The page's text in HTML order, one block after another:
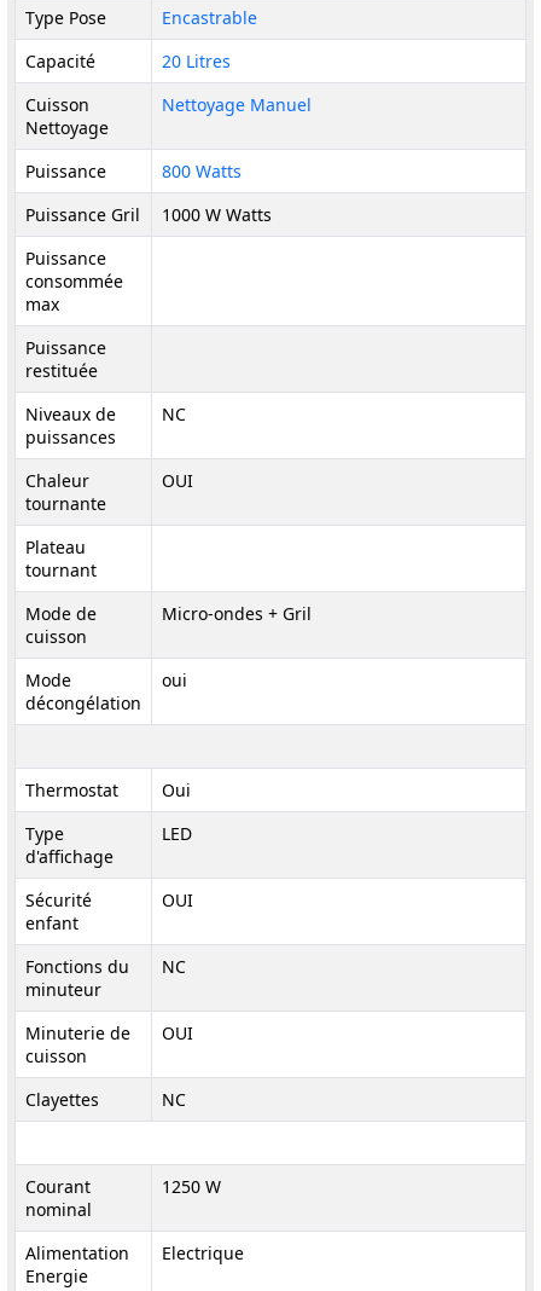
Type Pose
Encastrable
Capacité
20 Litres
Cuisson
Nettoyage
Nettoyage Manuel
Puissance
800 Watts
Puissance Gril
1000 W Watts
Puissance
consommée
max
Puissance
restituée
Niveaux de
puissances
NC
Chaleur
tournante
OUI
Plateau
tournant
Mode de
cuisson
Micro-ondes + Gril
Mode
décongélation
oui
Thermostat
Oui
Type
d'affichage
LED
Sécurité
enfant
OUI
Fonctions du
minuteur
NC
Minuterie de
cuisson
OUI
Clayettes NC
Courant
nominal
1250 W
Alimentation
Energie
Electrique